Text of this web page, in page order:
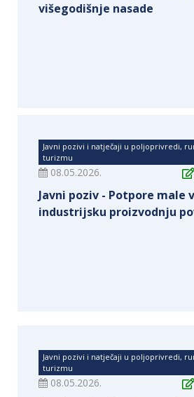
višegodišnje nasade
Javni pozivi i natječaji u poljoprivredi,
turizmu
08.05.2026.
Javni poziv - Potpore male
industrijsku proizvodnju
Javni pozivi i natječaji u poljoprivredi,
turizmu
08.05.2026.